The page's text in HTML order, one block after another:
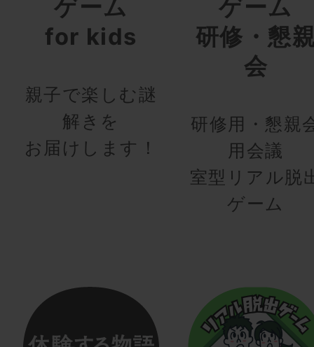
ゲーム
for kids
親子で楽しむ謎
解きを
お届けします！
ゲーム
研修・懇
会
研修用・懇親
用会議
室型リアル脱
ゲーム